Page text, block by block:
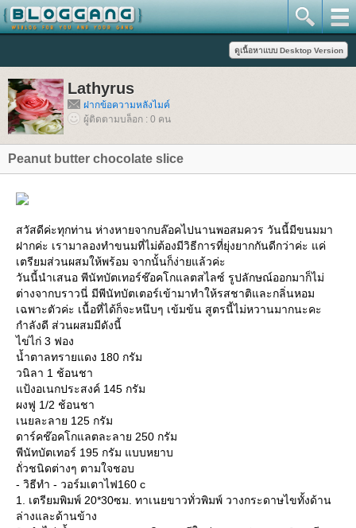
Lathyrus
ฝากข้อความหลังไมค์
ผู้ติดตามบล็อก : 0 คน
Peanut butter chocolate slice
สวัสดีค่ะทุกท่าน ห่างหายจากบล๊อคไปนานพอสมควร วันนี้มีขนมมา
ฝากค่ะ เรามาลองทำขนมที่ไม่ต้องมีวิธีการที่ยุ่งยากกันดีกว่าค่ะ แค่
เตรียมส่วนผสมให้พร้อม จากนั้นก็ง่ายแล้วค่ะ
วันนี้นำเสนอ พีนัทบัตเทอร์ช๊อคโกแลตสไลซ์ รูปลักษณ์ออกมาก็ไม่
ต่างจากบราวนี่ มีพีนัทบัตเตอร์เข้ามาทำให้รสชาติและกลิ่นหอม
เฉพาะตัวค่ะ เนื้อที่ได้ก็จะหนึบๆ เข้มข้น สูตรนี้ไม่หวานมากนะคะ
กำลังดี ส่วนผสมมีดังนี้
ไข่ไก่ 3 ฟอง
น้ำตาลทรายแดง 180 กรัม
วนิลา 1 ช้อนชา
ป้งอเนกประสงค์ 145 กรัม
ผงฟู 1/2 ช้อนชา
เนยละลาย 125 กรัม
ดาร์คช๊อคโกแลตละลาย 250 กรัม
พีนัทบัตเทอร์ 195 กรัม แบบหยาบ
ถั่วชนิดต่างๆ ตามใจชอบ
- วิธีทำ - วอร์มเตาไฟ160 c
1. เตรียมพิมพ์ 20*30ซม. ทาเนยขาวทั่วพิมพ์ วางกระดาษไขทั้งด้าน
ล่างและด้านข้าง